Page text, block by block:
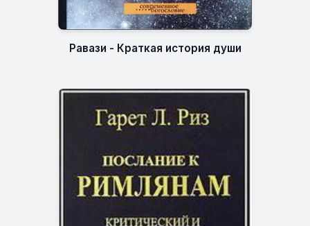
Равази - Краткая история души